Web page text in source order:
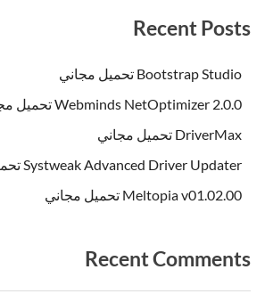
Recent Posts
Bootstrap Studio تحميل مجاني
Webminds NetOptimizer 2.0.0 تحميل مجاني
DriverMax تحميل مجاني
Systweak Advanced Driver Updater تحميل مجاني
Meltopia v01.02.00 تحميل مجاني
Recent Comments